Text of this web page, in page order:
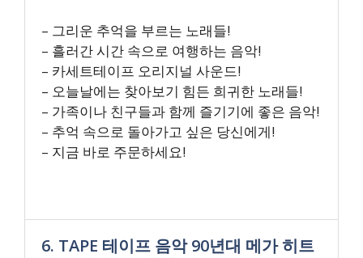
– 그리운 추억을 부르는 노래들!
– 흘러간 시간 속으로 여행하는 음악!
– 카세트테이프 오리지널 사운드!
– 오늘날에는 찾아보기 힘든 희귀한 노래들!
– 가족이나 친구들과 함께 즐기기에 좋은 음악!
– 추억 속으로 돌아가고 싶은 당신에게!
– 지금 바로 주문하세요!
6. TAPE 테이프 음악 90년대 메가 히트